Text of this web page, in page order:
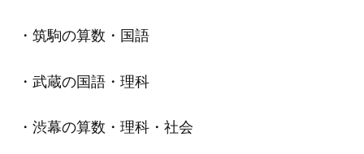
・筑駒の算数・国語
・武蔵の国語・理科
・渋幕の算数・理科・社会